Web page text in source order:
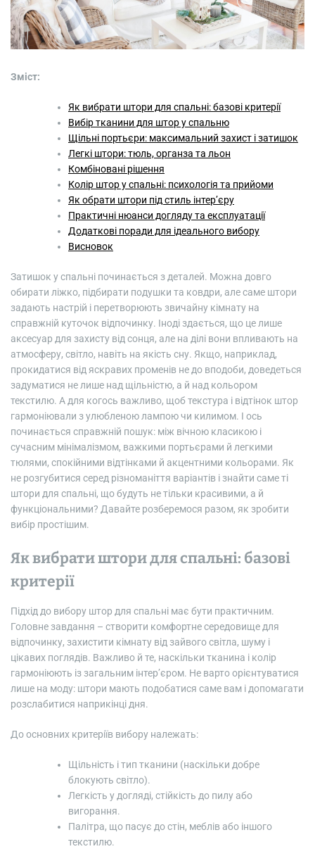
Зміст:
Як вибрати штори для спальні: базові критерії
Вибір тканини для штор у спальню
Щільні портьєри: максимальний захист і затишок
Легкі штори: тюль, органза та льон
Комбіновані рішення
Колір штор у спальні: психологія та прийоми
Як обрати штори під стиль інтер’єру
Практичні нюанси догляду та експлуатації
Додаткові поради для ідеального вибору
Висновок
Затишок у спальні починається з деталей. Можна довго
обирати ліжко, підбирати подушки та ковдри, але саме штори
задають настрій і перетворюють звичайну кімнату на
справжній куточок відпочинку. Іноді здається, що це лише
аксесуар для захисту від сонця, але на ділі вони впливають на
атмосферу, світло, навіть на якість сну. Якщо, наприклад,
прокидатися від яскравих променів не до вподоби, доведеться
задуматися не лише над щільністю, а й над кольором
текстилю. А для когось важливо, щоб текстура і відтінок штор
гармоніювали з улюбленою лампою чи килимом. І ось
починається справжній пошук: між вічною класикою і
сучасним мінімалізмом, важкими портьєрами й легкими
тюлями, спокійними відтінками й акцентними кольорами. Як
не розгубитися серед різноманіття варіантів і знайти саме ті
штори для спальні, що будуть не тільки красивими, а й
функціональними? Давайте розберемося разом, як зробити
вибір простішим.
Як вибрати штори для спальні: базові
критерії
Підхід до вибору штор для спальні має бути практичним.
Головне завдання – створити комфортне середовище для
відпочинку, захистити кімнату від зайвого світла, шуму і
цікавих поглядів. Важливо й те, наскільки тканина і колір
гармоніюють із загальним інтер’єром. Не варто орієнтуватися
лише на моду: штори мають подобатися саме вам і допомагати
розслабитися наприкінці дня.
До основних критеріїв вибору належать:
Щільність і тип тканини (наскільки добре
блокують світло).
Легкість у догляді, стійкість до пилу або
вигорання.
Палітра, що пасує до стін, меблів або іншого
текстилю.